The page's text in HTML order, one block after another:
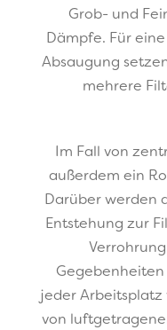
Grob- und
Dämpfe. Für
Absaugung
mehrere
Im Fall von
außerdem ein
Darüber werden
Entstehung zur
Gegebenheiten
jeder Arbeitsplatz
von